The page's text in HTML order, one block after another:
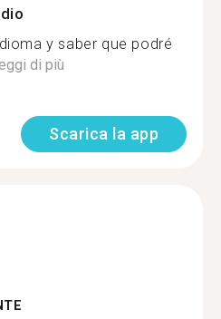
y saber que podré
di più
Scarica la app